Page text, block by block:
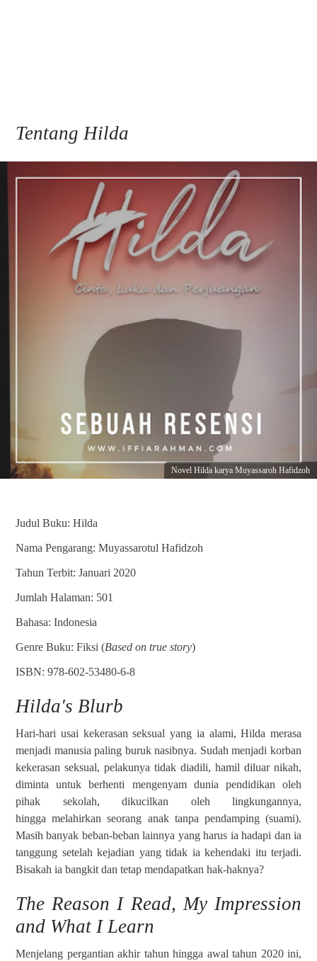
Tentang Hilda
Novel Hilda karya Muyassaroh Hafidzoh
Judul Buku: Hilda
Nama Pengarang: Muyassarotul Hafidzoh
Tahun Terbit: Januari 2020
Jumlah Halaman: 501
Bahasa: Indonesia
Genre Buku: Fiksi (Based on true story)
ISBN: 978-602-53480-6-8
Hilda's Blurb
Hari-hari usai kekerasan seksual yang ia alami, Hilda merasa
menjadi manusia paling buruk nasibnya. Sudah menjadi korban
kekerasan seksual, pelakunya tidak diadili, hamil diluar nikah,
diminta untuk berhenti mengenyam dunia pendidikan oleh
pihak sekolah, dikucilkan oleh lingkungannya,
hingga melahirkan seorang anak tanpa pendamping (suami).
Masih banyak beban-beban lainnya yang harus ia hadapi dan ia
tanggung setelah kejadian yang tidak ia kehendaki itu terjadi.
Bisakah ia bangkit dan tetap mendapatkan hak-haknya?
The Reason I Read, My Impression
and What I Learn
Menjelang pergantian akhir tahun hingga awal tahun 2020 ini,